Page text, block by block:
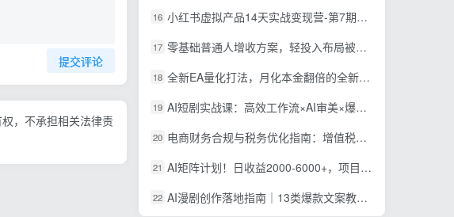
提交评论
，不承担相关法律责
16 小红书虚拟产品14天实战变现营-第7期：需求挖掘×AI+Skill原创×产品矩阵×内容笔记×一人公司进阶×全链路
17 零基础普通人增收方案，轻投入布局被动收入，多多虚拟月收益 1-3 万
18 全新EA量化打法，月化本金翻倍的全新策略，安全稳定持续输出
19 AI短剧实战课：高效工作流×AI审美×爆款拆解×文案角色场景分镜×LibTV进阶×站位控制×从脚本到成片交付全流程
20 电商财务合规与税务优化指南：增值税+企税+个税全覆盖，财务制度搭建落地纳税筹划方案
21 AI矩阵计划！日收益2000-6000+，项目绿色长久，安全稳健，合规靠谱，可批量放大。
22 AI漫剧创作落地指南｜13类爆款文案教学，Sora、即梦、GPT-Image全套出片工具实操教学